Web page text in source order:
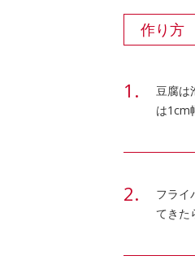
作り方
豆腐は
は1cm
フライ
てきた